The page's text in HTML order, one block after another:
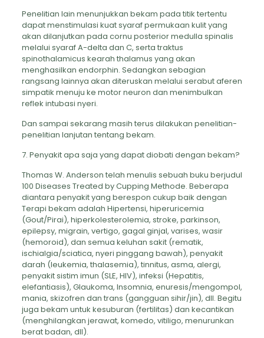
Penelitian lain menunjukkan bekam pada titik tertentu
dapat menstimulasi kuat syaraf permukaan kulit yang
akan dilanjutkan pada cornu posterior medulla spinalis
melalui syaraf A-delta dan C, serta traktus
spinothalamicus kearah thalamus yang akan
menghasilkan endorphin. Sedangkan sebagian
rangsang lainnya akan diteruskan melalui serabut aferen
simpatik menuju ke motor neuron dan menimbulkan
reflek intubasi nyeri.
Dan sampai sekarang masih terus dilakukan penelitian-
penelitian lanjutan tentang bekam.
7. Penyakit apa saja yang dapat diobati dengan bekam?
Thomas W. Anderson telah menulis sebuah buku berjudul
100 Diseases Treated by Cupping Methode. Beberapa
diantara penyakit yang berespon cukup baik dengan
Terapi bekam adalah Hipertensi, hiperuricemia
(Gout/Pirai), hiperkolesterolemia, stroke, parkinson,
epilepsy, migrain, vertigo, gagal ginjal, varises, wasir
(hemoroid), dan semua keluhan sakit (rematik,
ischialgia/sciatica, nyeri pinggang bawah), penyakit
darah (leukemia, thalasemia), tinnitus, asma, alergi,
penyakit sistim imun (SLE, HIV), infeksi (Hepatitis,
elefantiasis), Glaukoma, Insomnia, enuresis/mengompol,
mania, skizofren dan trans (gangguan sihir/jin), dll. Begitu
juga bekam untuk kesuburan (fertilitas) dan kecantikan
(menghilangkan jerawat, komedo, vitiligo, menurunkan
berat badan, dll).